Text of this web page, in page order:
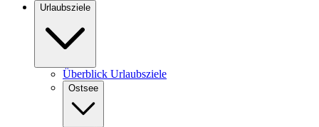
Urlaubsziele
Überblick Urlaubsziele
Ostsee